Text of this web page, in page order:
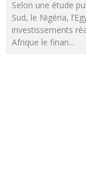
Selon une étude
Sud, le Nigéria,
investissements
Afrique le finan...